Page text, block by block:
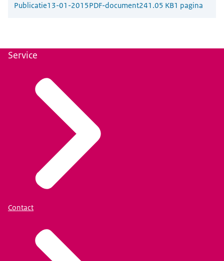
Publicatie13-01-2015PDF-document241.05 KB1 pagina
Service
Contact